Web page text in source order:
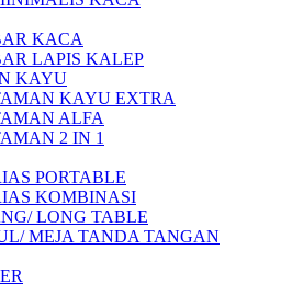
KACA
LAPIS KALEP
KAYU
KAYU EXTRA
ALFA
2 IN 1
PORTABLE
KOMBINASI
LONG TABLE
MEJA TANDA TANGAN